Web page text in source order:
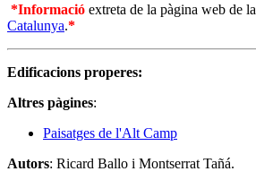
*Informació extreta de la pàgina web de la
Catalunya.*
Edificacions properes:
Altres pàgines:
Paisatges de l'Alt Camp
Autors: Ricard Ballo i Montserrat Tañá.